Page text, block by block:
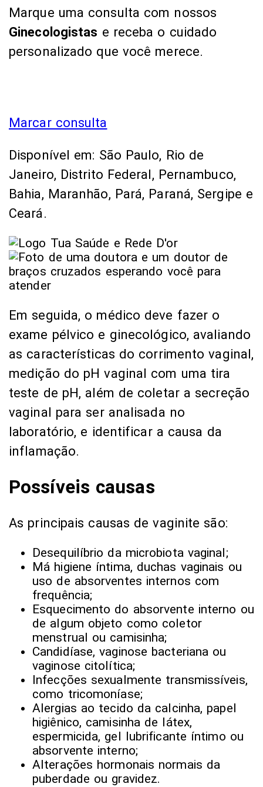
Marque uma consulta com nossos
Ginecologistas e receba o cuidado
personalizado que você merece.
Marcar consulta
Disponível em: São Paulo, Rio de
Janeiro, Distrito Federal, Pernambuco,
Bahia, Maranhão, Pará, Paraná, Sergipe e
Ceará.
Em seguida, o médico deve fazer o
exame pélvico e ginecológico, avaliando
as características do corrimento vaginal,
medição do pH vaginal com uma tira
teste de pH, além de coletar a secreção
vaginal para ser analisada no
laboratório, e identificar a causa da
inflamação.
Possíveis causas
As principais causas de vaginite são:
Desequilíbrio da microbiota vaginal;
Má higiene íntima, duchas vaginais ou
uso de absorventes internos com
frequência;
Esquecimento do absorvente interno ou
de algum objeto como coletor
menstrual ou camisinha;
Candidíase, vaginose bacteriana ou
vaginose citolítica;
Infecções sexualmente transmissíveis,
como tricomoníase;
Alergias ao tecido da calcinha, papel
higiênico, camisinha de látex,
espermicida, gel lubrificante íntimo ou
absorvente interno;
Alterações hormonais normais da
puberdade ou gravidez.